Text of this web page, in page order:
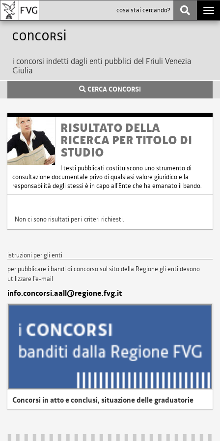
Concorsi
i concorsi indetti dagli enti pubblici del Friuli Venezia
Giulia
CERCA CONCORSI
RISULTATO DELLA
RICERCA PER TITOLO DI
STUDIO
I testi pubblicati costituiscono uno strumento di
consultazione documentale privo di qualsiasi valore giuridico e la
responsabilità degli stessi è in capo all'Ente che ha emanato il bando.
Non ci sono risultati per i criteri richiesti.
istruzioni per gli enti
per pubblicare i bandi di concorso sul sito della Regione gli enti devono
utilizzare l'e-mail
info.concorsi.aall@regione.fvg.it
Concorsi in atto e conclusi, situazione delle graduatorie